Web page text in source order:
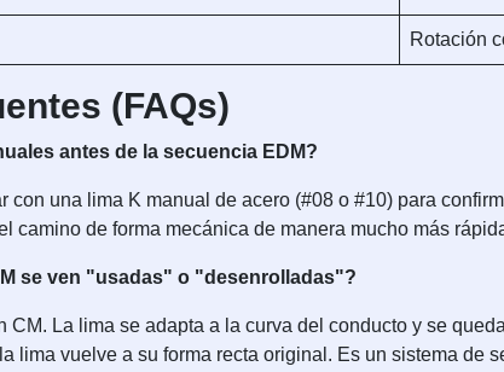
Rotación
(FAQs)
antes de la secuencia EDM?
con una lima K manual de acero (#08 o #10) para
camino de forma mecánica de manera mucho más
se ven "usadas" o "desenrolladas"?
CM. La lima se adapta a la curva del conducto y se
lima vuelve a su forma recta original. Es un sistema de